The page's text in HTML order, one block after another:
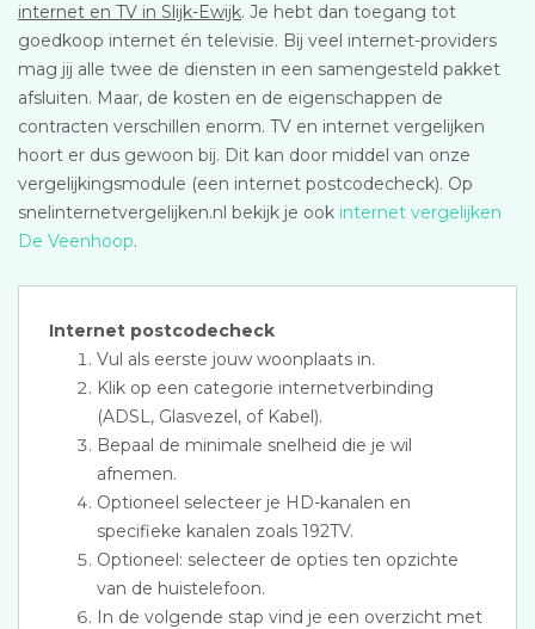
internet en TV in Slijk-Ewijk. Je hebt dan toegang tot
goedkoop internet én televisie. Bij veel internet-providers
mag jij alle twee de diensten in een samengesteld pakket
afsluiten. Maar, de kosten en de eigenschappen de
contracten verschillen enorm. TV en internet vergelijken
hoort er dus gewoon bij. Dit kan door middel van onze
vergelijkingsmodule (een internet postcodecheck). Op
snelinternetvergelijken.nl bekijk je ook internet vergelijken
De Veenhoop.
Internet postcodecheck
Vul als eerste jouw woonplaats in.
Klik op een categorie internetverbinding
(ADSL, Glasvezel, of Kabel).
Bepaal de minimale snelheid die je wil
afnemen.
Optioneel selecteer je HD-kanalen en
specifieke kanalen zoals 192TV.
Optioneel: selecteer de opties ten opzichte
van de huistelefoon.
In de volgende stap vind je een overzicht met